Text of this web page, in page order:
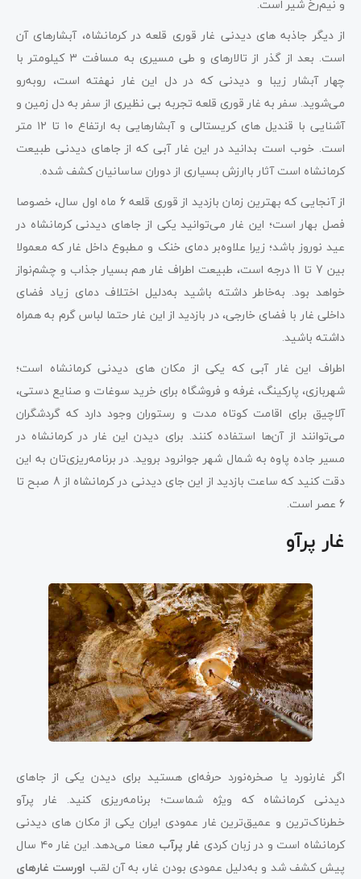
و نیم‌رخ شیر است.
از دیگر جاذبه‌ های دیدنی غار قوری قلعه در کرمانشاه، آبشارهای آن
است. بعد از گذر از تالارهای و طی مسیری به مسافت ۳ کیلومتر با
چهار آبشار زیبا و دیدنی که در دل این غار نهفته است، روبه‌رو
می‌شوید. سفر به غار قوری قلعه تجربه بی نظیری از سفر به دل زمین و
آشنایی با قندیل های کریستالی و آبشارهایی به ارتفاع ۱۰ تا ۱۲ متر
است. خوب است بدانید در این غار آبی که از جاهای دیدنی طبیعت
کرمانشاه است ‌آثار‌ باارزش بسیاری از دوران ساسانیان کشف شده‌.
از آنجایی که بهترین زمان بازدید از قوری قلعه 6 ماه اول سال، خصوصا
فصل بهار است؛ این غار می‌توانید یکی از جاهای دیدنی کرمانشاه در
عید نوروز باشد؛ زیرا علاوه‌بر‌ دمای خنک و مطبوع داخل غار که معمولا
بین 7 تا 11 درجه است، طبیعت اطراف غار هم بسیار جذاب و چشم‌نواز
خواهد بود. به‌خاطر داشته باشید به‌دلیل اختلاف دمای زیاد فضای
داخلی غار با فضای خارجی، در بازدید از این غار حتما لباس گرم به‌ همراه
داشته باشید.‌
اطراف این غار آبی که یکی از مکان‌ های دیدنی کرمانشاه است؛
شهربازی، پارکینگ، غرفه و فروشگاه برای خرید سوغات و صنایع دستی،
آلاچیق برای اقامت کوتاه مدت و رستوران وجود دارد که گردشگران
می‌توانند از آن‌ها استفاده کنند. برای دیدن این غار در کرمانشاه در
مسیر جاده پاوه به شمال شهر جوانرود بروید. در برنامه‌ریزی‌تان به این
دقت کنید که ساعت بازدید از این جای دیدنی در کرمانشاه از 8 صبح تا
6 عصر است.
غار پرآو
اگر غارنورد یا صخره‌نورد حرفه‌ای هستید برای دیدن یکی از جاهای
دیدنی کرمانشاه که ویژه شماست؛ برنامه‌ریزی کنید. غار پرآو
خطرناک‌ترین و عمیق‌ترین غار عمودی ایران یکی از مکان‌ های دیدنی
کرمانشاه است و در زبان کردی غار پرآب
معنا می‌دهد. این غار ۴۰ سال
پیش کشف شد و به‌دلیل عمودی بودن غار، به آن لقب اورست غارهای